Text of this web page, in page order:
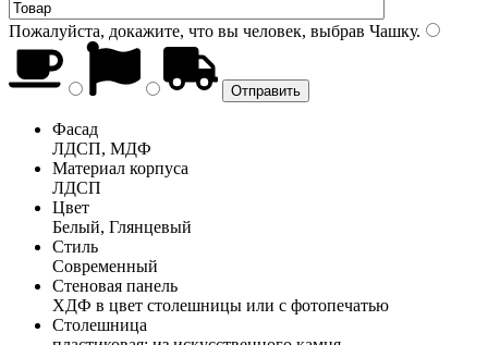
Пожалуйста, докажите, что вы человек, выбрав Чашку.
Фасад
ЛДСП, МДФ
Материал корпуса
ЛДСП
Цвет
Белый, Глянцевый
Стиль
Современный
Стеновая панель
ХДФ в цвет столешницы или с фотопечатью
Столешница